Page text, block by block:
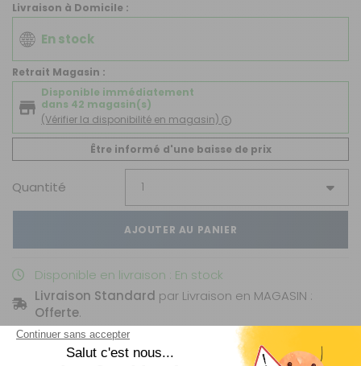
Livraison à Domicile :
En stock
Retrait Magasin :
Disponible immédiatement
dans 42 magasin(s)
(Vérifier la disponibilité en magasin)
Être informé d'une baisse de prix
Quantité
AJOUTER AU PANIER
Disponible en livraison : En stock
Livraison Standard par Livraison en MAGASIN :
Offerte.
Livraison estimée entre le
et le